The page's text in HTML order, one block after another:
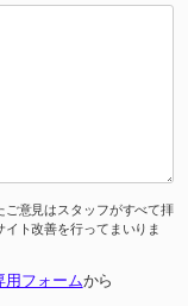
意見はスタッフがすべて拝
ト改善を行ってまいりま
用フォームから